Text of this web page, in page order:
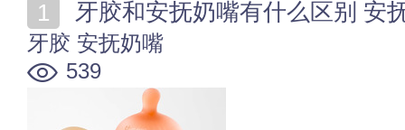
牙胶和安抚奶嘴有什么区别 安
牙胶 安抚奶嘴
539